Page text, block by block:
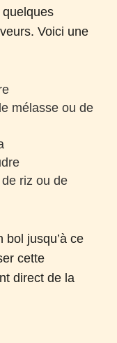
quelques
Voici une
mélasse ou de
riz ou de
bol jusqu’à ce
cette
direct de la